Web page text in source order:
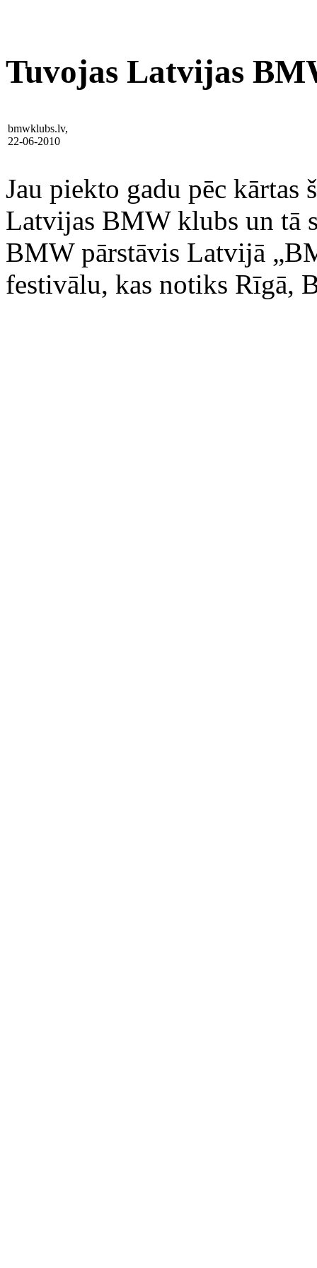
Tuvojas Latvijas
bmwklubs.lv,
22-06-2010
Jau piekto gadu pēc kārtas
Latvijas BMW klubs un tā
BMW pārstāvis Latvijā
festivālu, kas notiks Rīgā,